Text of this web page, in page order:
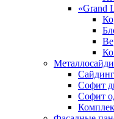
«Grand
Софит
Софит